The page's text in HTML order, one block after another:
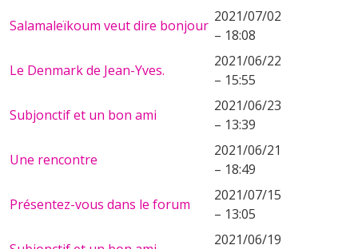
Salamaleïkoum veut dire bonjour
2021/07/02
– 18:08
Le Denmark de Jean-Yves.
2021/06/22
– 15:55
Subjonctif et un bon ami
2021/06/23
– 13:39
Une rencontre
2021/06/21
– 18:49
Présentez-vous dans le forum
2021/07/15
– 13:05
2021/06/19